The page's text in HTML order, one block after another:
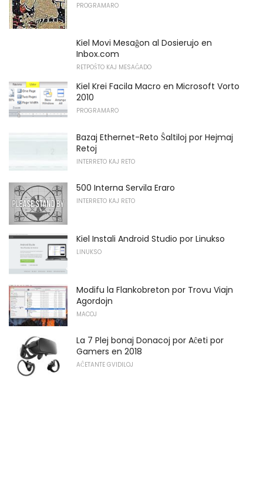
PROGRAMARO
Kiel Movi Mesaĝon al Dosierujo en
Inbox.com
RETPOŜTO KAJ MESAĜADO
Kiel Krei Facila Macro en Microsoft Vorto
2010
PROGRAMARO
Bazaj Ethernet-Reto Ŝaltiloj por Hejmaj
Retoj
INTERRETO KAJ RETO
500 Interna Servila Eraro
INTERRETO KAJ RETO
Kiel Instali Android Studio por Linukso
LINUKSO
Modifu la Flankobreton por Trovu Viajn
Agordojn
MACOJ
La 7 Plej bonaj Donacoj por Aĉeti por
Gamers en 2018
AĈETANTE GVIDILOJ